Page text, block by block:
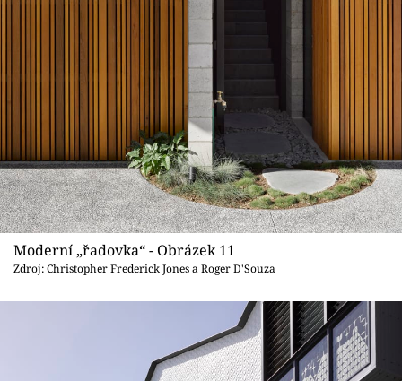
Moderní „řadovka“ - Obrázek 11
Zdroj: Christopher Frederick Jones a Roger D'Souza